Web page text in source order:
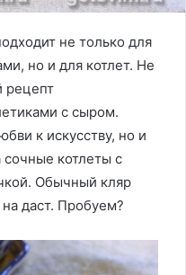
не только для
но и для котлет. Не
рецепт
с сыром.
к искусству, но и
сочные котлеты с
Обычный кляр
даст. Пробуем?